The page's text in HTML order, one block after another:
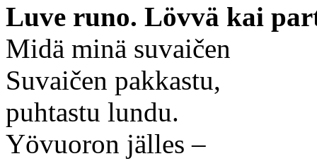
Luve runo. Lövvä kai
Midä minä suvaičen
Suvaičen pakkastu,
puhtastu lundu.
Yövuoron jälles –